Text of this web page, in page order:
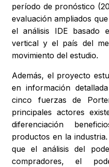
período de pronóstico
evaluación ampliados
el análisis IDE
vertical y el país del
movimiento del estudio.
Además, el proyecto
en información
cinco fuerzas de
principales actores
diferenciación
productos en la
que el análisis del
compradores, el